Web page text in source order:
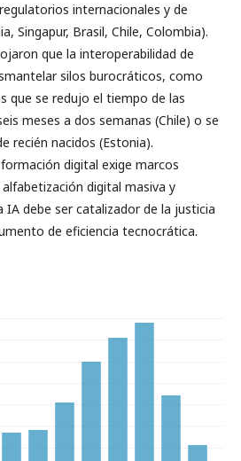
internacionales y de
Singapur, Brasil, Chile, Colombia).
que la interoperabilidad de
silos burocráticos, como
que se redujo el tiempo de las
meses a dos semanas (Chile) o se
recién nacidos (Estonia).
digital exige marcos
digital masiva y
IA debe ser catalizador de la justicia
de eficiencia tecnocrática.